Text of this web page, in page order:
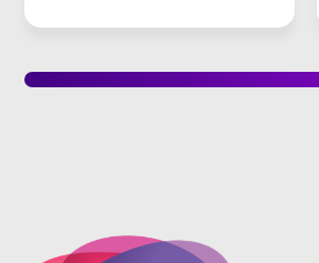
излъчватели Biamp
или DS1398